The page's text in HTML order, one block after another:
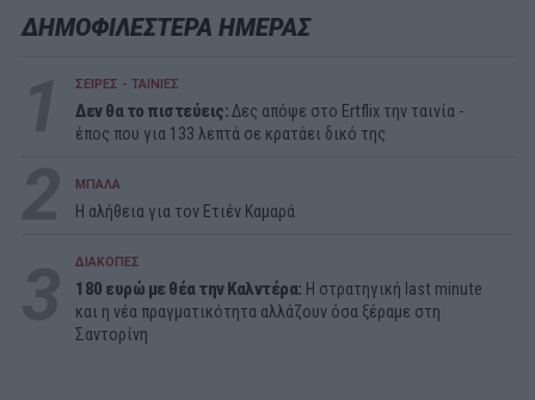
ΔΗΜΟΦΙΛΕΣΤΕΡΑ ΗΜΕΡΑΣ
ΣΕΙΡΕΣ - ΤΑΙΝΙΕΣ
Δεν θα το πιστεύεις:Δες απόψε στο Ertflix την ταινία -
έπος που για 133 λεπτά σε κρατάει δικό της
ΜΠΑΛΑ
Η αλήθεια για τον Ετιέν Καμαρά
ΔΙΑΚΟΠΕΣ
180 ευρώ με θέα την Καλντέρα: Η στρατηγική last minute
και η νέα πραγματικότητα αλλάζουν όσα ξέραμε στη
Σαντορίνη